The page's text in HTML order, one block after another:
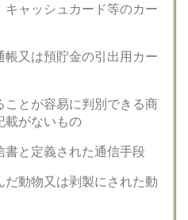
キャッシュカード等のカー
帳又は預貯金の引出用カー
ことが容易に判別できる商
載がないもの
書と定義された通信手段
だ動物又は剥製にされた動